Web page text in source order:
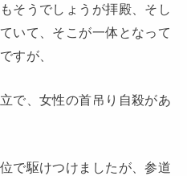
そうでしょうが拝殿、そし
いて、そこが一体となって
すが、
で、女性の首吊り自殺があ
で駆けつけましたが、参道